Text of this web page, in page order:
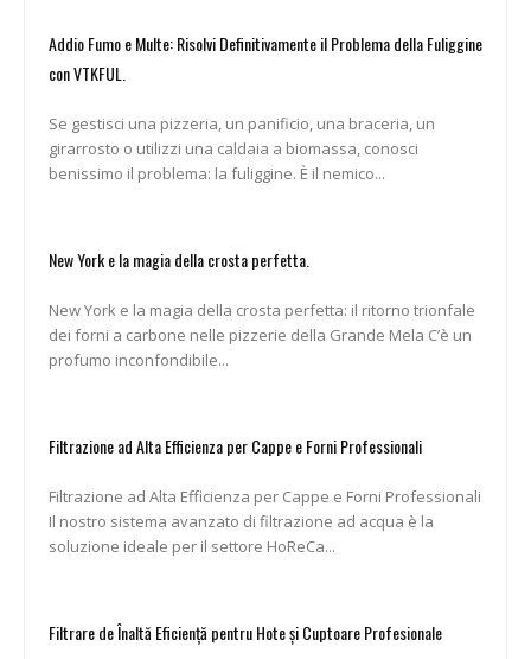
Addio Fumo e Multe: Risolvi Definitivamente il Problema della Fuliggine
con VTKFUL.
Se gestisci una pizzeria, un panificio, una braceria, un
girarrosto o utilizzi una caldaia a biomassa, conosci
benissimo il problema: la fuliggine. È il nemico...
New York e la magia della crosta perfetta.
New York e la magia della crosta perfetta: il ritorno trionfale
dei forni a carbone nelle pizzerie della Grande Mela C’è un
profumo inconfondibile...
Filtrazione ad Alta Efficienza per Cappe e Forni Professionali
Filtrazione ad Alta Efficienza per Cappe e Forni Professionali
Il nostro sistema avanzato di filtrazione ad acqua è la
soluzione ideale per il settore HoReCa...
Filtrare de Înaltă Eficiență pentru Hote și Cuptoare Profesionale